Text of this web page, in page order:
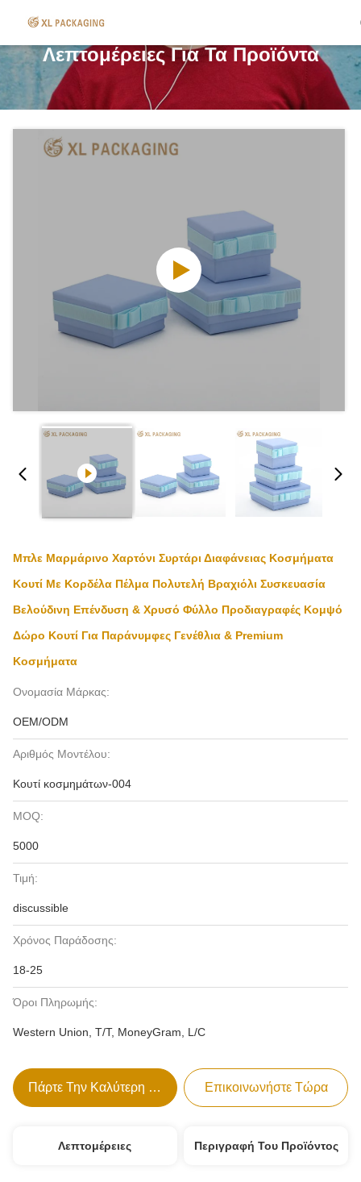
Λεπτομέρειες Για Τα Προϊόντα
Μπλε Μαρμάρινο Χαρτόνι Συρτάρι Διαφάνειας Κοσμήματα
Κουτί Με Κορδέλα Πέλμα Πολυτελή Βραχιόλι Συσκευασία
Βελούδινη Επένδυση & Χρυσό Φύλλο Προδιαγραφές Κομψό
Δώρο Κουτί Για Παράνυμφες Γενέθλια & Premium
Κοσμήματα
Ονομασία Μάρκας:
OEM/ODM
Αριθμός Μοντέλου:
Κουτί κοσμημάτων-004
MOQ:
5000
Τιμή:
discussible
Χρόνος Παράδοσης:
18-25
Όροι Πληρωμής:
Western Union, T/T, MoneyGram, L/C
Πάρτε Την Καλύτερη Τιμή Επικοινωνήστε Τώρα
Λεπτομέρειες Περιγραφή Του Προϊόντος